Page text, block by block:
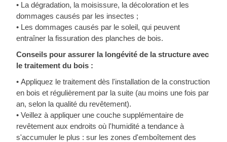
• La dégradation, la moisissure, la décoloration et les
dommages causés par les insectes ;
• Les dommages causés par le soleil, qui peuvent
entraîner la fissuration des planches de bois.
Conseils pour assurer la longévité de la structure avec
le traitement du bois :
• Appliquez le traitement dès l'installation de la construction
en bois et régulièrement par la suite (au moins une fois par
an, selon la qualité du revêtement).
• Veillez à appliquer une couche supplémentaire de
revêtement aux endroits où l'humidité a tendance à
s'accumuler le plus : sur les zones d'emboîtement des